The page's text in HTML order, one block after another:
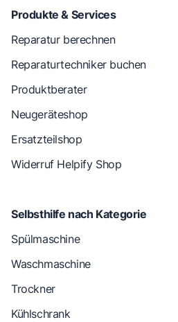
Produkte & Services
Reparatur berechnen
Reparaturtechniker buchen
Produktberater
Neugeräteshop
Ersatzteilshop
Widerruf Helpify Shop
Selbsthilfe nach Kategorie
Spülmaschine
Waschmaschine
Trockner
Kühlschrank